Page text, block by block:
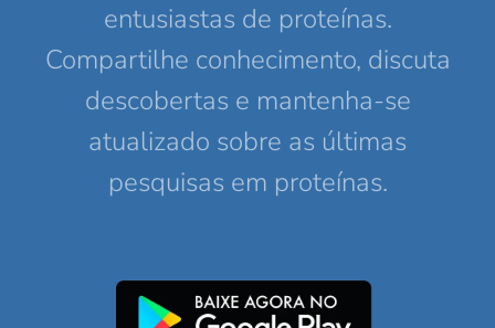
entusiastas de proteínas.
Compartilhe conhecimento, discuta
descobertas e mantenha-se
atualizado sobre as últimas
pesquisas em proteínas.